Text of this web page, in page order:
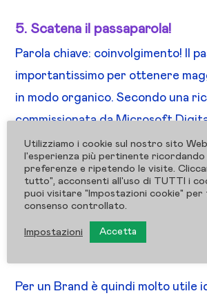
5. Scatena il passaparola!
Parola chiave: coinvolgimento! Il
importantissimo per ottenere
in modo organico. Secondo una
commissionata da Microsoft
Solutions a Metrix Lab, il 28% dei
di siti di social networking
opinioni personali sulle campagne
circa il 34% inoltra regolarmente
spazio, un annuncio pubblicitario o
Per un Brand è quindi molto utile
Utilizziamo i cookie sul nostro sito
l'esperienza più pertinente ricordando
preferenze e ripetendo le visite.
tutto", acconsenti all'uso di TUTTI i
puoi visitare "Impostazioni cookie" per
consenso controllato.
Impostazioni Accetta